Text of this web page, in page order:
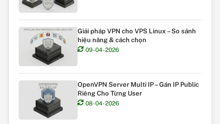
Giải pháp VPN cho VPS Linux – So sánh
hiệu năng & cách chọn
09-04-2026
OpenVPN Server Multi IP – Gán IP Public
Riêng Cho Từng User
08-04-2026